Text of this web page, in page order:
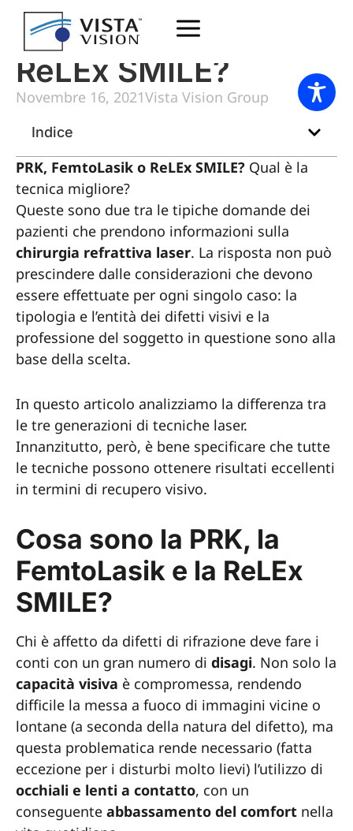
PRK FemtoLasik o
ReLEx SMILE?
Novembre 16, 2021Vista Vision Group
Indice
PRK, FemtoLasik o ReLEx SMILE? Qual è la
tecnica migliore?
Queste sono due tra le tipiche domande dei
pazienti che prendono informazioni sulla
chirurgia refrattiva laser. La risposta non può
prescindere dalle considerazioni che devono
essere effettuate per ogni singolo caso: la
tipologia e l’entità dei difetti visivi e la
professione del soggetto in questione sono alla
base della scelta.
In questo articolo analizziamo la differenza tra
le tre generazioni di tecniche laser.
Innanzitutto, però, è bene specificare che tutte
le tecniche possono ottenere risultati eccellenti
in termini di recupero visivo.
Cosa sono la PRK, la
FemtoLasik e la ReLEx
SMILE?
Chi è affetto da difetti di rifrazione deve fare i
conti con un gran numero di disagi. Non solo la
capacità visiva è compromessa, rendendo
difficile la messa a fuoco di immagini vicine o
lontane (a seconda della natura del difetto), ma
questa problematica rende necessario (fatta
eccezione per i disturbi molto lievi) l’utilizzo di
occhiali e lenti a contatto, con un
conseguente abbassamento del comfort nella